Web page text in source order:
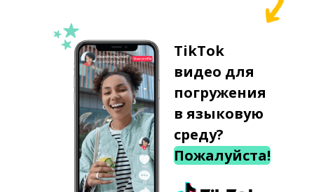
TikTok
видео для
погружения
в языковую
среду?
Пожалуйста!